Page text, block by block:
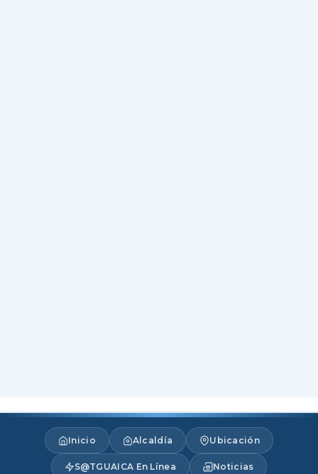
Inicio Alcaldía Ubicación
S@TGUAICA En Línea Noticias